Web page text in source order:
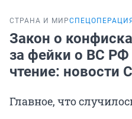
СТРАНА И МИР
Закон о
за фейки о ВС
чтение: новости
Главное, что